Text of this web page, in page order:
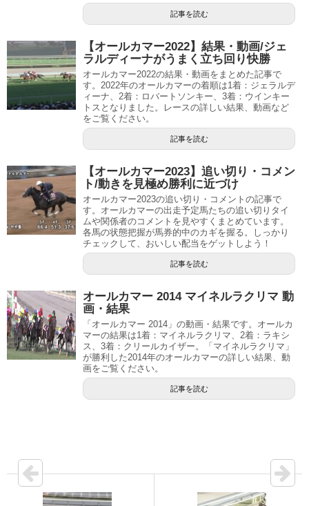
記事を読む
【オールカマー2022】結果・動画/ジェ
ラルディーナがうまく立ち回り快勝
オールカマー2022の結果・動画をまとめた記事で
す。2022年のオールカマーの着順は1着：ジェラルデ
ィーナ、2着：ロバートソンキー、3着：ウインキー
トスとなりました。レースの詳しい結果、動画など
をご覧ください。
記事を読む
【オールカマー2023】追い切り・コメン
ト/動きを見極め勝利に近づけ
オールカマー2023の追い切り・コメントの記事で
す。オールカマーの出走予定馬たちの追い切りタイ
ムや関係者のコメントを見やすくまとめています。
各馬の状態把握が馬券的中のカギを握る。しっかり
チェックして、おいしい配当をゲットしよう！
記事を読む
オールカマー 2014 マイネルラクリマ 動
画・結果
「オールカマー 2014」の動画・結果です。オールカ
マーの結果は1着：マイネルラクリマ、2着：ラキシ
ス、3着：クリールカイザー。「マイネルラクリマ」
が勝利した2014年のオールカマーの詳しい結果、動
画をご覧ください。
記事を読む